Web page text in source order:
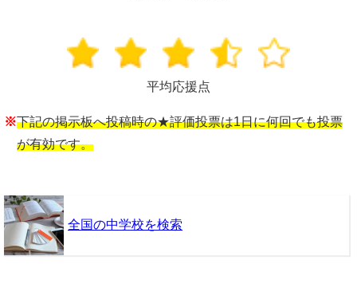
平均応援点
※下記の掲示板へ投稿時の★評価投票は1日に何回でも投票
が有効です。
全国の中学校を検索